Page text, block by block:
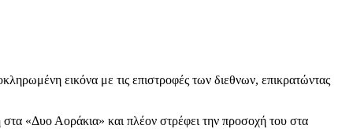
εικόνα με τις επιστροφές των διεθνων, επικρατώντας
«Δυο Αοράκια» και πλέον στρέφει την προσοχή του στα